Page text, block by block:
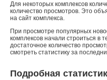
Для некоторых комплексов
количество просмотров. Это
на сайт комплекса.
При просмотре популярных
комплексов начали строиться в
достаточное количество
смотреть статистику за
Подробная